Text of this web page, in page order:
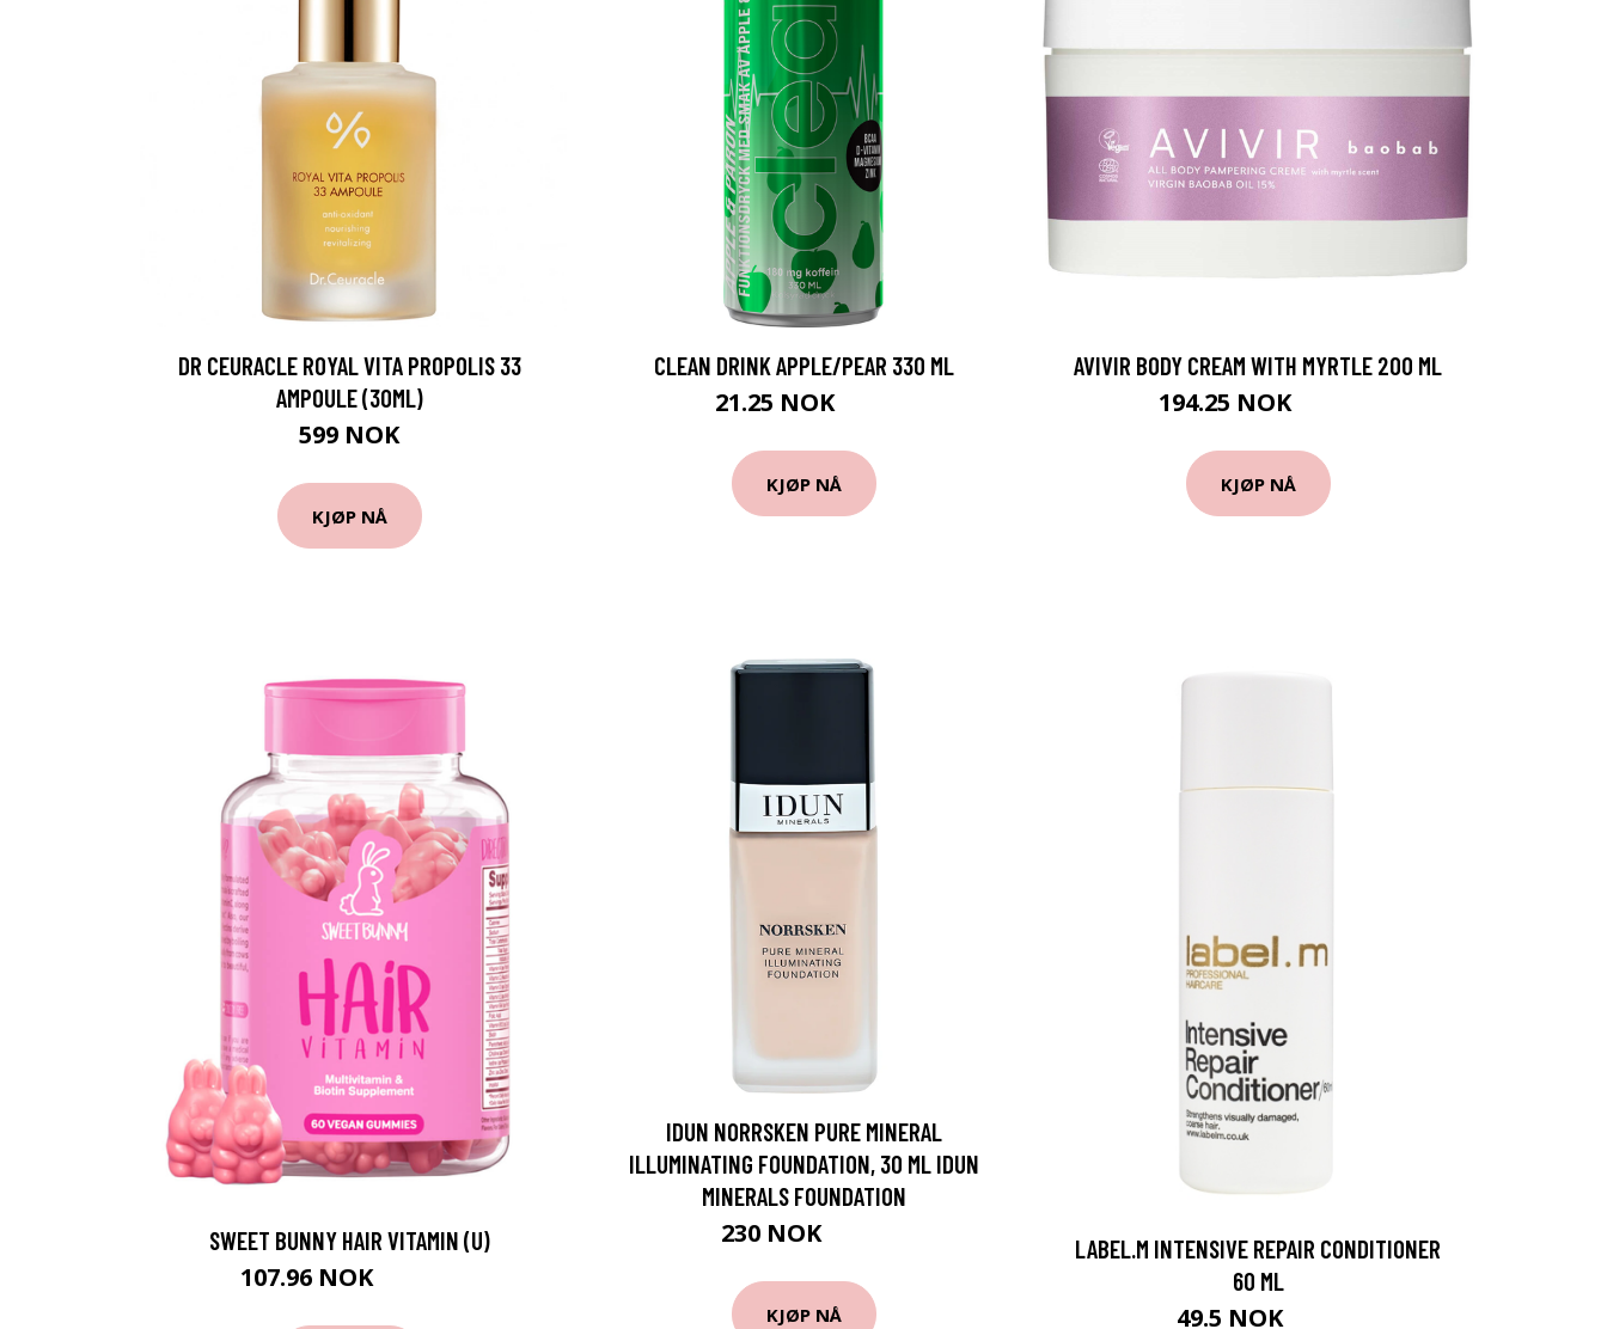
DR CEURACLE ROYAL VITA PROPOLIS 33
AMPOULE (30ML)
599 NOK
KJØP NÅ
CLEAN DRINK APPLE/PEAR 330 ML
21.25 NOK
KJØP NÅ
AVIVIR BODY CREAM WITH MYRTLE 200 ML
194.25 NOK
KJØP NÅ
SWEET BUNNY HAIR VITAMIN (U)
107.96 NOK
IDUN NORRSKEN PURE MINERAL
ILLUMINATING FOUNDATION, 30 ML IDUN
MINERALS FOUNDATION
230 NOK
KJØP NÅ
LABEL.M INTENSIVE REPAIR CONDITIONER
60 ML
49.5 NOK